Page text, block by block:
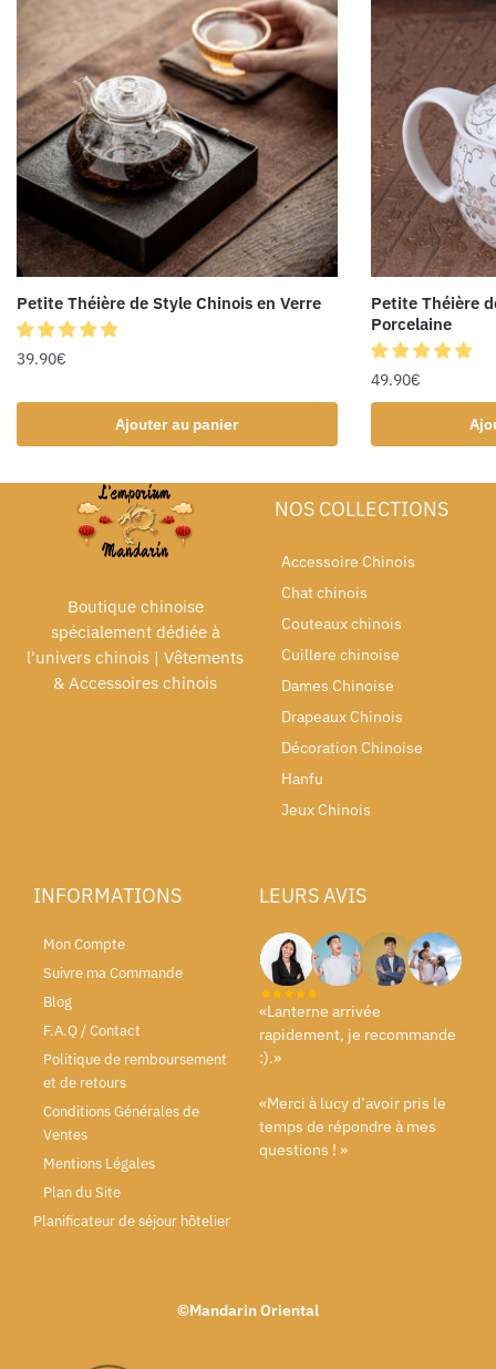
Petite Théière de Style Chinois en Verre
39.90€
Ajouter au panier
Petite Théière
Porcelaine
49.90€
Boutique chinoise
spécialement dédiée à
l'univers chinois | Vêtements
& Accessoires chinois
NOS COLLECTIONS
Accessoire Chinois
Chat chinois
Couteaux chinois
Cuillere chinoise
Dames Chinoise
Drapeaux Chinois
Décoration Chinoise
Hanfu
Jeux Chinois
INFORMATIONS
Mon Compte
Suivre ma Commande
Blog
F.A.Q / Contact
Politique de remboursement
et de retours
Conditions Générales de
Ventes
Mentions Légales
Plan du Site
Planificateur de séjour hôtelier
LEURS AVIS
«Lanterne arrivée
rapidement, je recommande
:).»
«Merci à lucy d’avoir pris le
temps de répondre à mes
questions ! »
©Mandarin Oriental